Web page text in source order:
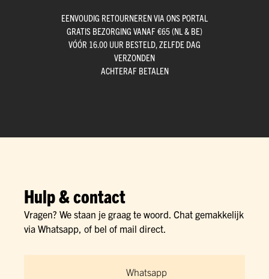
EENVOUDIG RETOURNEREN VIA ONS PORTAL
GRATIS BEZORGING VANAF €65 (NL & BE)
VÓÓR 16.00 UUR BESTELD, ZELFDE DAG
VERZONDEN
ACHTERAF BETALEN
Hulp & contact
Vragen? We staan je graag te woord. Chat gemakkelijk
via Whatsapp, of bel of mail direct.
Whatsapp